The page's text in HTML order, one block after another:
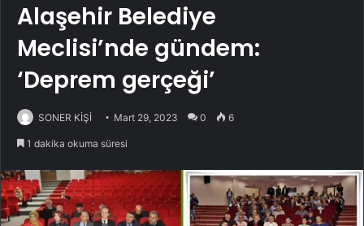
Alaşehir Belediye
Meclisi’nde gündem:
‘Deprem gerçeği’
SONER KİŞİ Mart 29, 2023 0 6
1 dakika okuma süresi